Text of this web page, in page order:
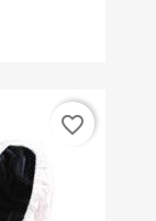
favorite_border